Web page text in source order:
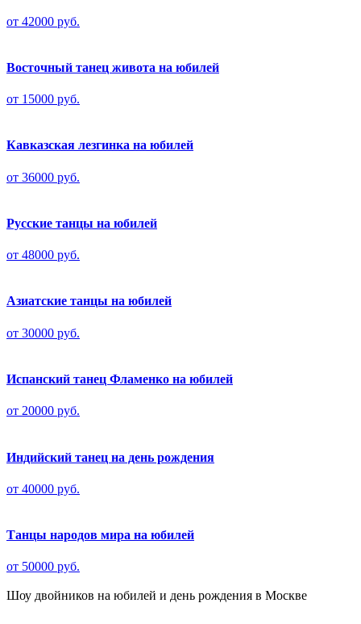
от 42000 руб.
Восточный танец живота на юбилей
от 15000 руб.
Кавказская лезгинка на юбилей
от 36000 руб.
Русские танцы на юбилей
от 48000 руб.
Азиатские танцы на юбилей
от 30000 руб.
Испанский танец Фламенко на юбилей
от 20000 руб.
Индийский танец на день рождения
от 40000 руб.
Танцы народов мира на юбилей
от 50000 руб.
Шоу двойников на юбилей и день рождения в Москве